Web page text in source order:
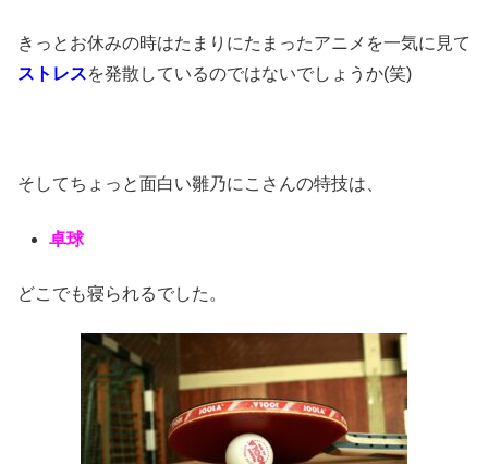
きっとお休みの時はたまりにたまったアニメを一気に見て
ストレスを発散しているのではないでしょうか(笑)
そしてちょっと面白い雛乃にこさんの特技は、
卓球
どこでも寝られるでした。